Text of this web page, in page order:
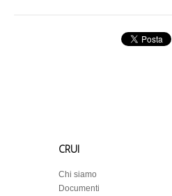
CRUI
Chi siamo
Documenti